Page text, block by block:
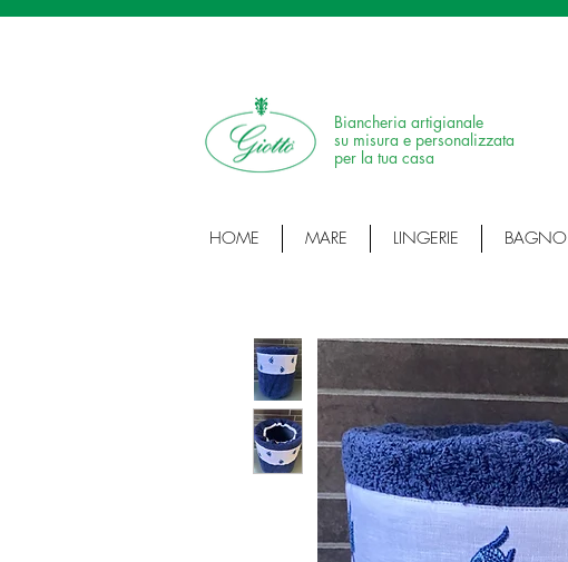
Biancheria artigianale
su misura e personalizzata
per la tua casa
HOME MARE LINGERIE BAGNO